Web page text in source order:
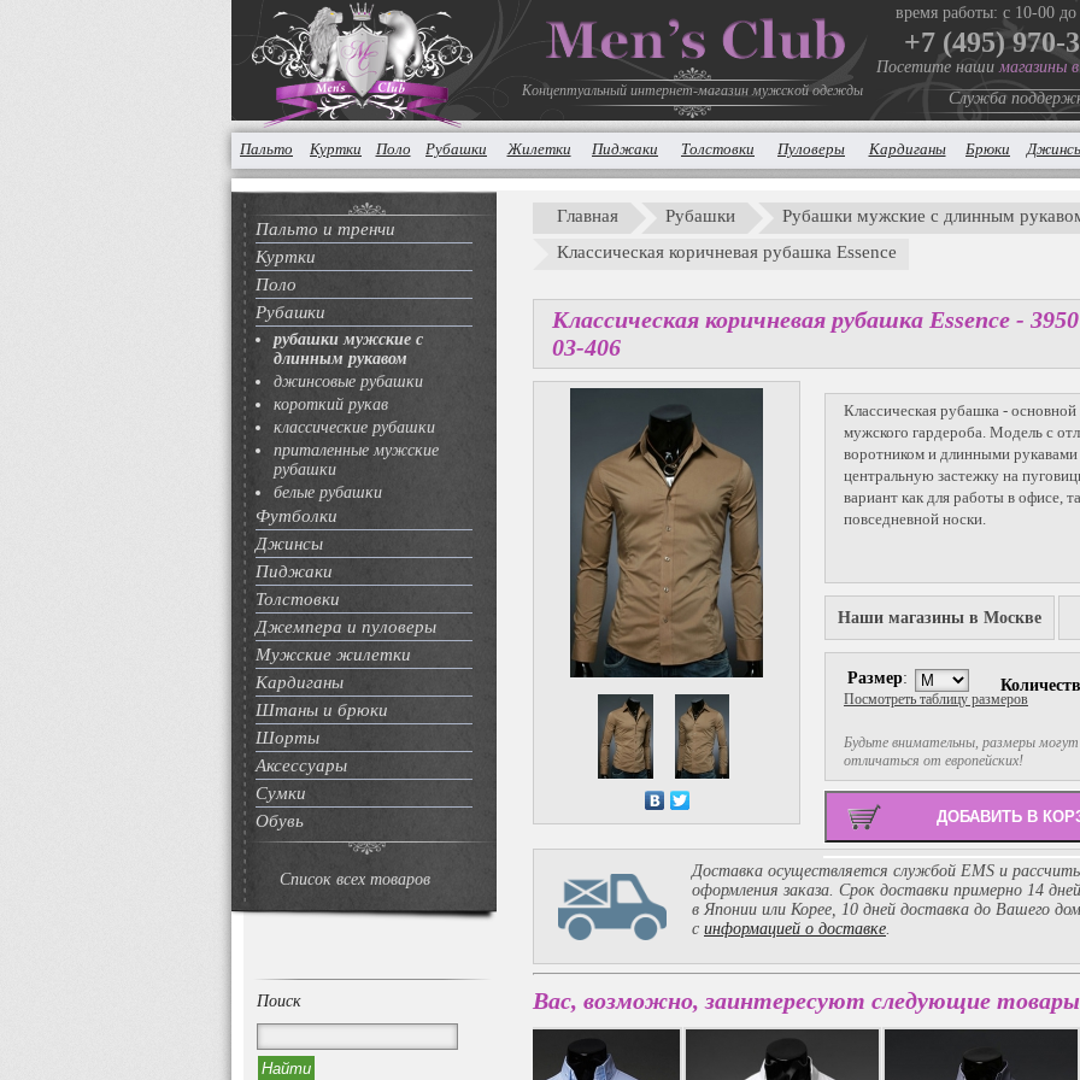
Концептуальный интернет-магазин мужской одежды
время работы: с 10-00
+7 (495) 970-
Посетите наши магазины
Служба
Пальто Куртки Поло Рубашки Жилетки Пиджаки Толстовки Пуловеры Кардиганы Брюки
Пальто и тренчи
Куртки
Поло
Рубашки
рубашки мужские с
длинным рукавом
джинсовые рубашки
короткий рукав
классические рубашки
приталенные мужские
рубашки
белые рубашки
Футболки
Джинсы
Пиджаки
Толстовки
Джемпера и пуловеры
Мужские жилетки
Кардиганы
Штаны и брюки
Шорты
Аксессуары
Сумки
Обувь
Список всех товаров
Поиск
Главная Рубашки
Рубашки мужские с длинным
Классическая коричневая рубашка Essence
Классическая коричневая рубашка Essence - 3950
03-406
Классическая рубашка - основной
мужского гардероба. Модель с
воротником и длинными рукавами
центральную застежку на
вариант как для работы в офисе,
повседневной носки.
Наши магазины в Москве
Размер:
Будьте внимательны, размеры могут
отличаться от европейских!
Посмотреть таблицу размеров
Доставка осуществляется службой EMS и
оформления заказа. Срок доставки примерно 14 дней
в Японии или Корее, 10 дней доставка до Вашего
с информацией о доставке.
Вас, возможно, заинтересуют следующие товары